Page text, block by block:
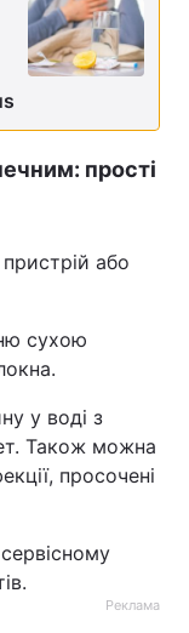
прості
або
сухою
у воді з
Також можна
просочені
Реклама